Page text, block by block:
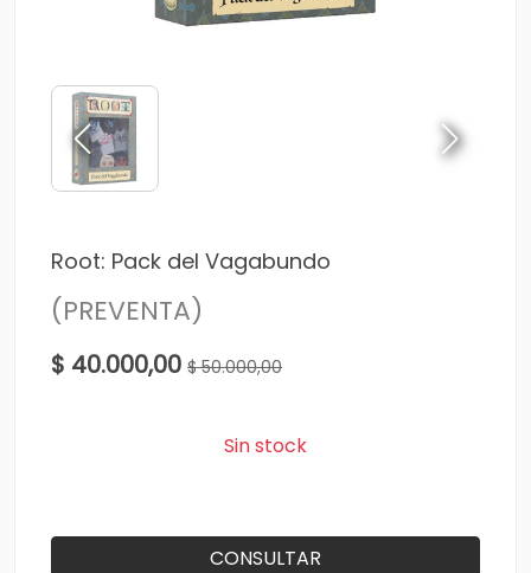
Root: Pack del Vagabundo
(PREVENTA)
$ 40.000,00 $ 50.000,00
Sin stock
CONSULTAR